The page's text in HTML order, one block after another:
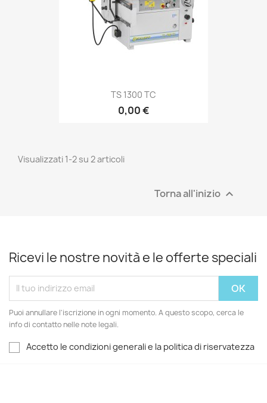
TS 1300 TC
0,00 €
Visualizzati 1-2 su 2 articoli
Torna all'inizio 
Ricevi le nostre novità e le offerte speciali
Puoi annullare l'iscrizione in ogni momento. A questo scopo, cerca le
info di contatto nelle note legali.
Accetto le condizioni generali e la politica di riservatezza